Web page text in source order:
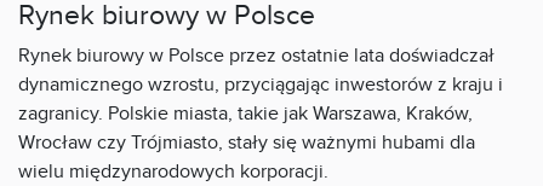
Rynek biurowy w Polsce
Rynek biurowy w Polsce przez ostatnie lata doświadczał
dynamicznego wzrostu, przyciągając inwestorów z kraju i
zagranicy. Polskie miasta, takie jak Warszawa, Kraków,
Wrocław czy Trójmiasto, stały się ważnymi hubami dla
wielu międzynarodowych korporacji.